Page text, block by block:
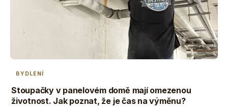
BYDLENÍ
Stoupačky v panelovém domě mají omezenou
životnost. Jak poznat, že je čas na výměnu?